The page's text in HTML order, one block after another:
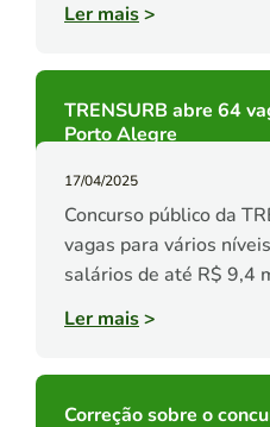
Ler mais>
TRENSURB abre 64
Porto Alegre
17/04/2025
Concurso público da
vagas para vários
salários de até R$ 9,4
Ler mais>
Correção sobre o